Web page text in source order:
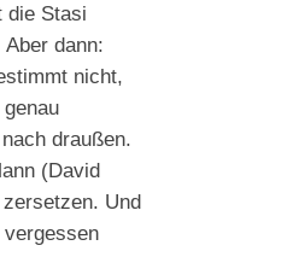
die Stasi
dann:
nicht,
draußen.
(David
Und